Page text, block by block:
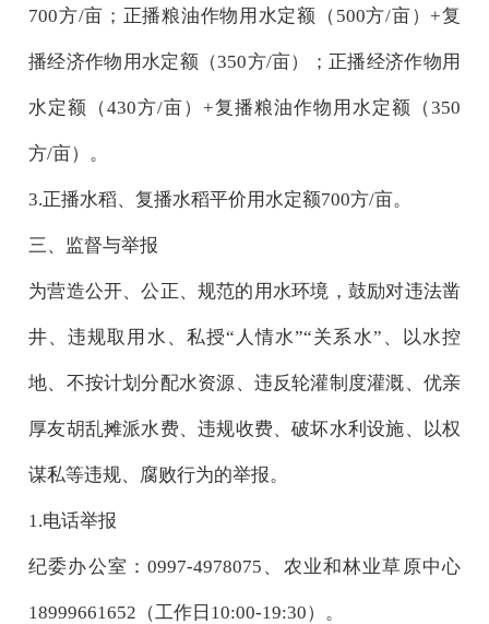
700方/亩；正播粮油作物用水定额 （ 500方/亩）+复
播经济作物用水定额（350方/亩） ；正播经济作物用
水定额 （430方/亩）+复播粮油作物用水定额 （350
方/亩） 。
3.正播水稻、复播水稻平价用水定额700方/亩。
三、监督与举报
为营造公开、公正、规范的用水环境，鼓励对违法凿
井、违规取用水、 私授“人情水”“关系水”、以水控
地、 不按计划分配水资源、违反轮灌制度灌溉、优亲
厚友胡乱摊派水费、违规收费、破坏水利设施、以权
谋私等违规、腐败行为的举报。
1.电话举报
纪委办公室：0997-4978075、农业和林业草原中心
18999661652（工作日10:00-19:30）。